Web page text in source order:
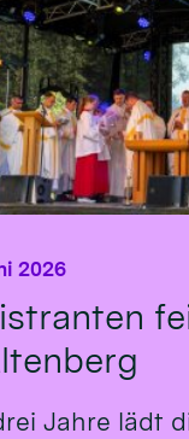
2026
Jahre lädt